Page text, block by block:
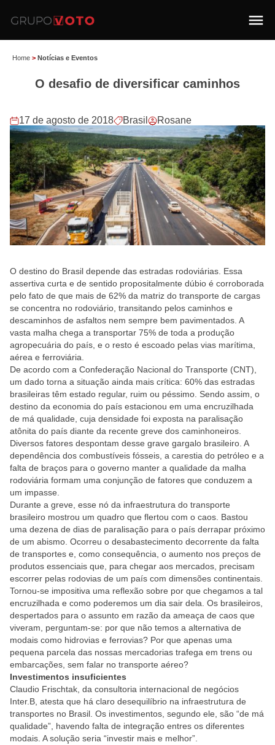
Home > Notícias e Eventos
O desafio de diversificar caminhos
17 de agosto de 2018 Brasil Rosane
O destino do Brasil depende das estradas rodoviárias. Essa
assertiva curta e de sentido propositalmente dúbio é corroborada
pelo fato de que mais de 62% da matriz do transporte de cargas
se concentra no rodoviário, transitando pelos caminhos e
descaminhos de asfaltos nem sempre bem pavimentados. A
vasta malha chega a transportar 75% de toda a produção
agropecuária do país, e o resto é escoado pelas vias marítima,
aérea e ferroviária.
De acordo com a Confederação Nacional do Transporte (CNT),
um dado torna a situação ainda mais crítica: 60% das estradas
brasileiras têm estado regular, ruim ou péssimo. Sendo assim, o
destino da economia do país estacionou em uma encruzilhada
de má qualidade, cuja densidade foi exposta na paralisação
atônita do país diante da recente greve dos caminhoneiros.
Diversos fatores despontam desse grave gargalo brasileiro. A
dependência dos combustíveis fósseis, a carestia do petróleo e a
falta de braços para o governo manter a qualidade da malha
rodoviária formam uma conjunção de fatores que conduzem a
um impasse.
Durante a greve, esse nó da infraestrutura do transporte
brasileiro mostrou um quadro que flertou com o caos. Bastou
uma dezena de dias de paralisação para o país derrapar próximo
de um abismo. Ocorreu o desabastecimento decorrente da falta
de transportes e, como consequência, o aumento nos preços de
produtos essenciais que, para chegar aos mercados, precisam
escorrer pelas rodovias de um país com dimensões continentais.
Tornou-se impositiva uma reflexão sobre por que chegamos a tal
encruzilhada e como poderemos um dia sair dela. Os brasileiros,
despertados para o assunto em razão da ameaça de caos que
viveram, perguntam-se: por que não temos a alternativa de
modais como hidrovias e ferrovias? Por que apenas uma
pequena parcela das nossas mercadorias trafega em trens ou
embarcações, sem falar no transporte aéreo?
Investimentos insuficientes
Claudio Frischtak, da consultoria internacional de negócios
Inter.B, atesta que há claro desequilíbrio na infraestrutura de
transportes no Brasil. Os investimentos, segundo ele, são “de má
qualidade”, havendo falta de integração entres os diferentes
modais. A solução seria “investir mais e melhor”.